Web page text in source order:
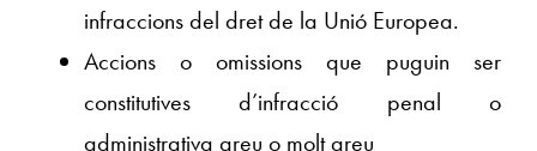
infraccions del dret de la Unió Europea.
Accions o omissions que puguin ser
constitutives d’infracció penal o
administrativa greu o molt greu